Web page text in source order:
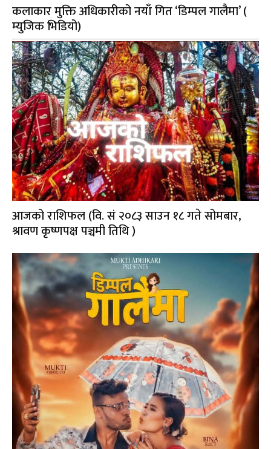
कलाकार मुक्ति अधिकारीको नयाँ गित ‘डिम्पल गालैमा’ (
म्युजिक भिडियो)
आजको राशिफल (वि. सं २०८३ साउन १८ गते सोमबार,
श्रावण कृष्णपक्ष पञ्चमी तिथि )